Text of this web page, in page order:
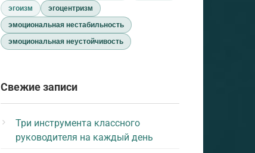
эгоизм
эгоцентризм
эмоциональная нестабильность
эмоциональная неустойчивость
Свежие записи
Три инструмента классного
руководителя на каждый день